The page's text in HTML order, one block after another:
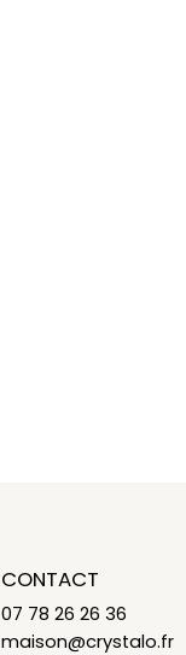
CONTACT
07 78 26 26 36
maison@crystalo.fr